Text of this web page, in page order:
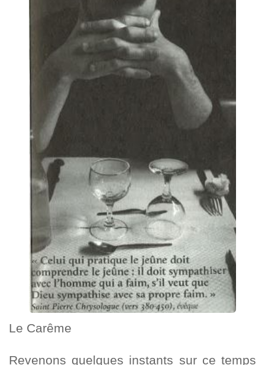
Le Carême
Revenons quelques instants sur ce temps